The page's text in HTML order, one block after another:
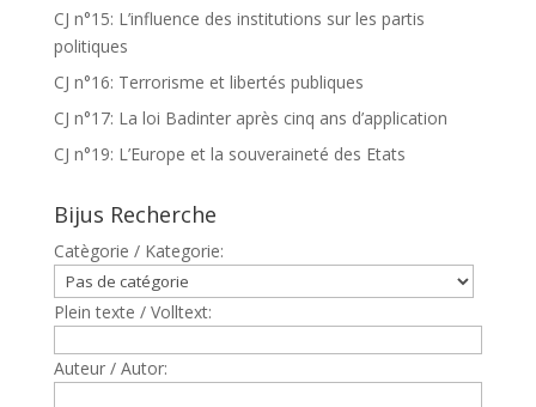
CJ n°15: L’influence des institutions sur les partis
politiques
CJ n°16: Terrorisme et libertés publiques
CJ n°17: La loi Badinter après cinq ans d’application
CJ n°19: L’Europe et la souveraineté des Etats
Bijus Recherche
Catègorie / Kategorie:
Plein texte / Volltext:
Auteur / Autor: